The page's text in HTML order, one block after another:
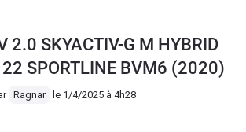
2.0 SKYACTIV-G M HYBRID
SPORTLINE BVM6 (2020)
Ragnar le 1/4/2025 à 4h28